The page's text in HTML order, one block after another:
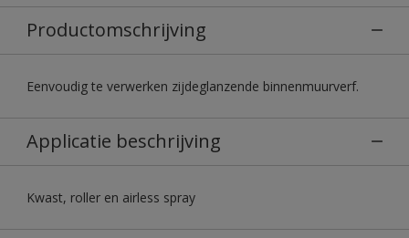
Productomschrijving
Eenvoudig te verwerken zijdeglanzende binnenmuurverf.
Applicatie beschrijving
Kwast, roller en airless spray